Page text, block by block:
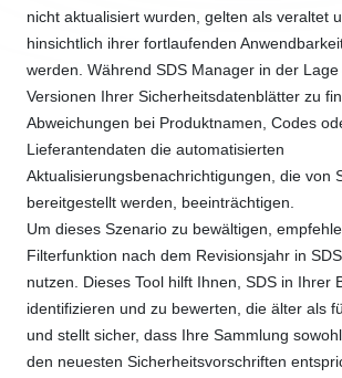
nicht aktualisiert wurden, gelten als veraltet
hinsichtlich ihrer fortlaufenden
werden. Während SDS Manager in der
Versionen Ihrer Sicherheitsdatenblätter zu
Abweichungen bei Produktnamen, Codes
Lieferantendaten die automatisierten
Aktualisierungsbenachrichtigungen, die von
bereitgestellt werden, beeinträchtigen.
Um dieses Szenario zu bewältigen,
Filterfunktion nach dem Revisionsjahr in
nutzen. Dieses Tool hilft Ihnen, SDS in Ihrer
identifizieren und zu bewerten, die älter als
und stellt sicher, dass Ihre Sammlung
den neuesten Sicherheitsvorschriften